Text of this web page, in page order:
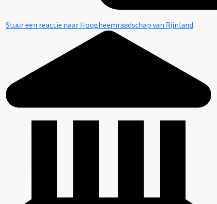
Stuur een reactie naar Hoogheemraadschap van Rijnland